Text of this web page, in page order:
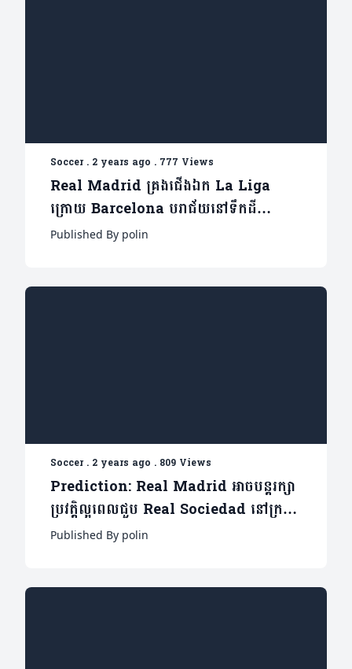
Soccer. 2 years ago . 777 Views
Real Madrid គ្រងជើងឯក La Liga
ក្រោយ Barcelona បរាជ័យនៅទឹកដី
Girona (មាន២វីដេអូ)
Published By polin
Soccer. 2 years ago . 809 Views
Prediction: Real Madrid អាចបន្តរក្សា
ប្រវត្តិល្អពេលជួប Real Sociedad នៅក្រប
ខណ្ឌ La Liga បានទេ?
Published By polin